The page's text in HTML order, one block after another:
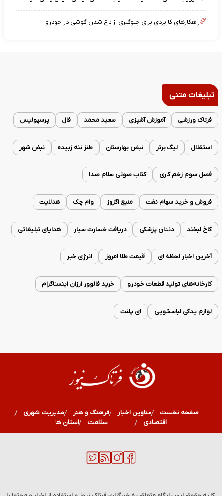
راهکارهای کاربردی برای جلوگیری از داغ شدن گوشی در خودرو
تبلیغات متنی
فرتاک ورزشی آموزش آشپزی سعید محمد فال پرسپولیس
استقلال لیگ برتر نبض بهارستان طنز ننه زبیده نبض شهر
فصل سوم زخم کاری کتاب صوتی سلام صدا
فروش و خرید سهام نفت منبع اگزوز وام چک هدلایت
کاخ لبخند دندان پزشکی دریافت خسارت سیار هدایای تبلیغاتی
آخرین اخبار لحظه ای قیمت طلا امروز انرژی خبر
کارخانه‌های تولید قطعات خودرو خرید فالوور ارزان اینستاگرام
لوازم یدکی لباسشویی ای پلنت
صفحه نخست عناوین اخبار فرهنگ و هنر
مدیریت شهری
اقتصادی
ورزشی سلامت استان ها